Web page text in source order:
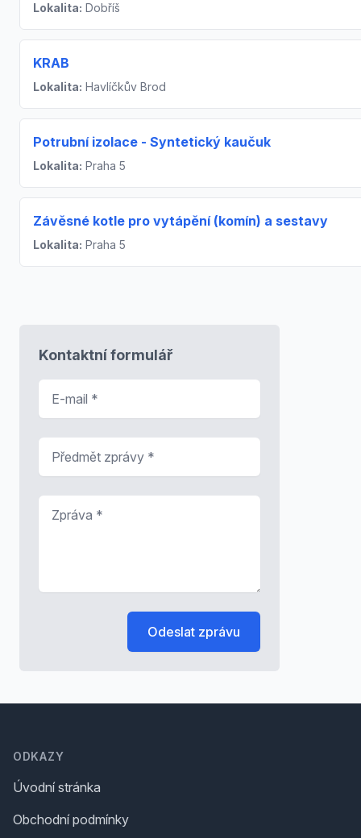
Lokalita: Dobříš
KRAB
Lokalita: Havlíčkův Brod
Potrubní izolace - Syntetický kaučuk
Lokalita: Praha 5
Závěsné kotle pro vytápění (komín) a sestavy
Lokalita: Praha 5
Kontaktní formulář
Odeslat zprávu
ODKAZY
Úvodní stránka
Obchodní podmínky